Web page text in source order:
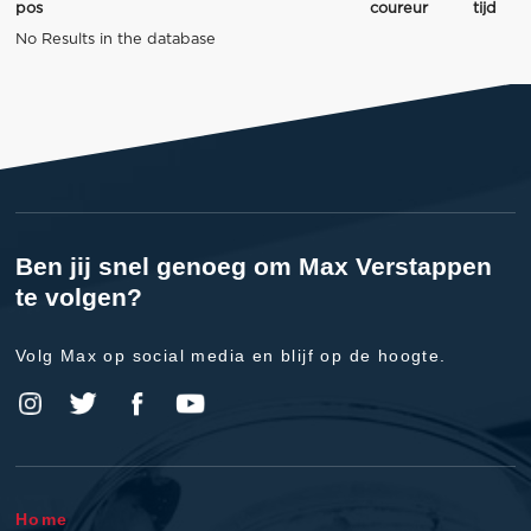
pos coureur
tijd
No Results in the database
Ben jij snel genoeg om Max Verstappen
te volgen?
Volg Max op social media en blijf op de hoogte.
Home